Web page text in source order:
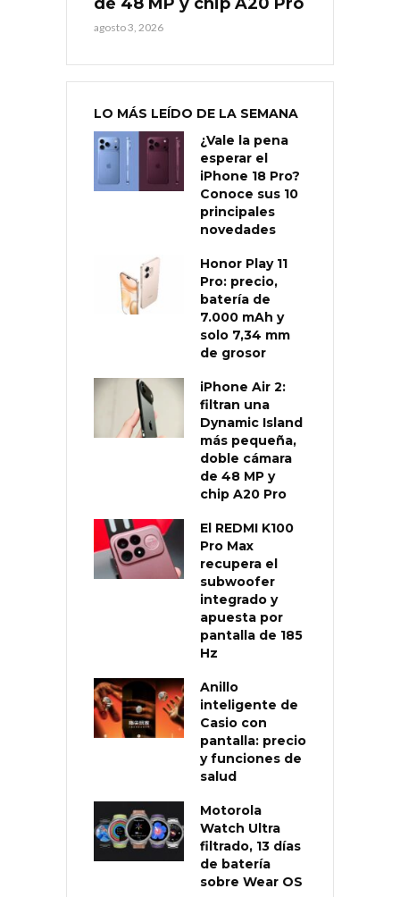
agosto 3, 2026
LO MÁS LEÍDO DE LA SEMANA
¿Vale la pena
esperar el
iPhone 18 Pro?
Conoce sus 10
principales
novedades
Honor Play 11
Pro: precio,
batería de
7.000 mAh y
solo 7,34 mm
de grosor
iPhone Air 2:
filtran una
Dynamic Island
más pequeña,
doble cámara
de 48 MP y
chip A20 Pro
El REDMI K100
Pro Max
recupera el
subwoofer
integrado y
apuesta por
pantalla de 185
Hz
Anillo
inteligente de
Casio con
pantalla: precio
y funciones de
salud
Motorola
Watch Ultra
filtrado, 13 días
de batería
sobre Wear OS